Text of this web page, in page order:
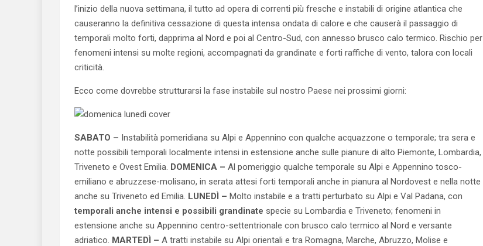
l’inizio della nuova settimana, il tutto ad opera di correnti più fresche e instabili di origine atlantica che
causeranno la definitiva cessazione di questa intensa ondata di calore e che causerà il passaggio di
temporali molto forti, dapprima al Nord e poi al Centro-Sud, con annesso brusco calo termico. Rischio per
fenomeni intensi su molte regioni, accompagnati da grandinate e forti raffiche di vento, talora con locali
criticità.
Ecco come dovrebbe strutturarsi la fase instabile sul nostro Paese nei prossimi giorni:
SABATO – Instabilità pomeridiana su Alpi e Appennino con qualche acquazzone o temporale; tra sera e
notte possibili temporali localmente intensi in estensione anche sulle pianure di alto Piemonte, Lombardia,
Triveneto e Ovest Emilia. DOMENICA – Al pomeriggio qualche temporale su Alpi e Appennino tosco-
emiliano e abruzzese-molisano, in serata attesi forti temporali anche in pianura al Nordovest e nella notte
anche su Triveneto ed Emilia. LUNEDÌ – Molto instabile e a tratti perturbato su Alpi e Val Padana, con
temporali anche intensi e possibili grandinate specie su Lombardia e Triveneto; fenomeni in
estensione anche su Appennino centro-settentrionale con brusco calo termico al Nord e versante
adriatico. MARTEDÌ – A tratti instabile su Alpi orientali e tra Romagna, Marche, Abruzzo, Molise e